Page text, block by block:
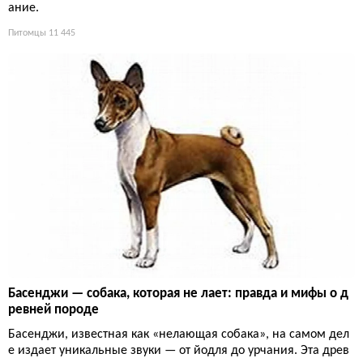
ание.
Питомцы 11 445
Басенджи — собака, которая не лает: правда и мифы о д
ревней породе
Басенджи, известная как «нелающая собака», на самом дел
е издает уникальные звуки — от йодля до урчания. Эта древ